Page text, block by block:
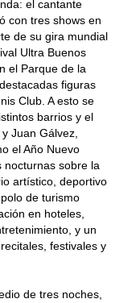
el cantante
con tres shows en
de su gira mundial
Ultra Buenos
el Parque de la
figuras
Club. A esto se
barrios y el
Juan Gálvez,
el Año Nuevo
nocturnas sobre la
artístico, deportivo
de turismo
en hoteles,
y un
festivales y
de tres noches,